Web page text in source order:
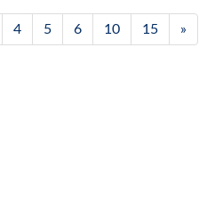
4 5 6 10 15 »